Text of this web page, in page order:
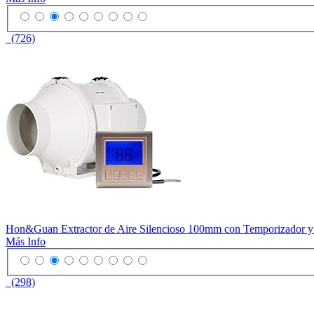
(726)
Hon&Guan Extractor de Aire Silencioso 100mm con Temporizador
Más Info
(298)